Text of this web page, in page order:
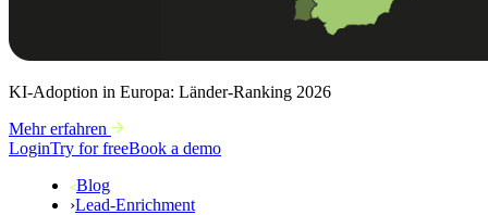
KI-Adoption in Europa: Länder-Ranking 2026
Mehr erfahren
LoginTry for freeBook a demo
Blog
›Lead-Enrichment